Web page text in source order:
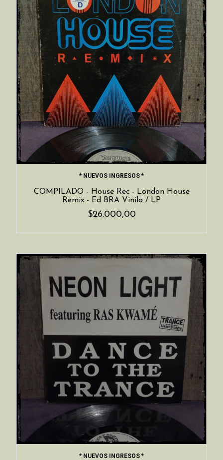
* NUEVOS INGRESOS *
COMPILADO - House Rec - London House
Remix - Ed BRA Vinilo / LP
$26.000,00
* NUEVOS INGRESOS *